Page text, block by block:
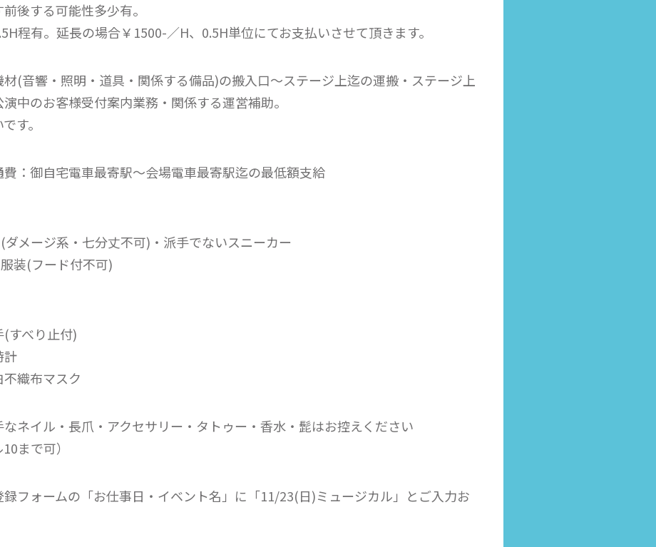
後する可能性多少有。
程有。延長の場合￥1500-／H、0.5H単位にてお支払いさせて頂きます。
(音響・照明・道具・関係する備品)の搬入口～ステージ上迄の運搬・ステージ上
中のお客様受付案内業務・関係する運営補助。
す。
：御自宅電車最寄駅〜会場電車最寄駅迄の最低額支給
メージ系・七分丈不可)・派手でないスニーカー
装(フード付不可)
すべり止付)
計
織布マスク
ネイル・長爪・アクセサリー・タトゥー・香水・髭はお控えください
まで可）
フォームの「お仕事日・イベント名」に「11/23(日)ミュージカル」とご入力お